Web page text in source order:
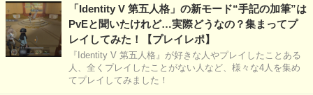
「Identity V 第五人格」の新モード“手記の加筆”は
PvEと聞いたけれど…実際どうなの？集まってプ
レイしてみた！【プレイレポ】
『Identity V 第五人格』が好きな人やプレイしたことある
人、全くプレイしたことがない人など、様々な4人を集め
てプレイしてみました！